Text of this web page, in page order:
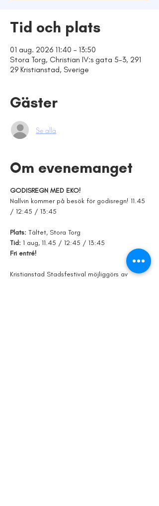
Tid och plats
01 aug. 2026 11:40 – 13:50
Stora Torg, Christian IV:s gata 5-3, 291
29 Kristianstad, Sverige
Gäster
Se alla
Om evenemanget
GODISREGN MED EKO!
Nallvin kommer på besök för godisregn! 11.45
/ 12:45 / 13:45
Plats: Tältet, Stora Torg
Tid: 1 aug, 11.45 / 12:45 / 13:45
Fri entré!
Kristianstad Stadsfestival möjliggörs av